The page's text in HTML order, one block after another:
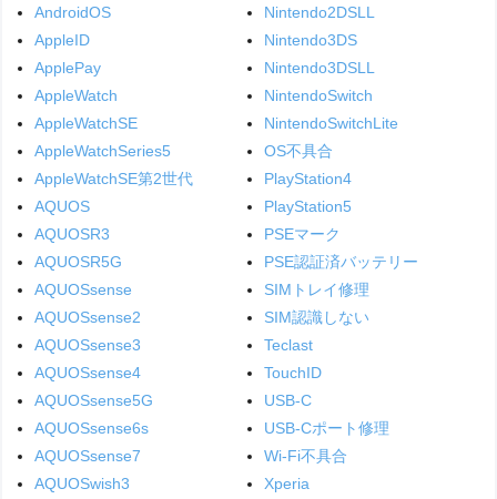
AndroidOS
AppleID
ApplePay
AppleWatch
AppleWatchSE
AppleWatchSeries5
AppleWatchSE第2世代
AQUOS
AQUOSR3
AQUOSR5G
AQUOSsense
AQUOSsense2
AQUOSsense3
AQUOSsense4
AQUOSsense5G
AQUOSsense6s
AQUOSsense7
AQUOSwish3
Nintendo2DSLL
Nintendo3DS
Nintendo3DSLL
NintendoSwitch
NintendoSwitchLite
OS不具合
PlayStation4
PlayStation5
PSEマーク
PSE認証済バッテリー
SIMトレイ修理
SIM認識しない
Teclast
TouchID
USB-C
USB-Cポート修理
Wi-Fi不具合
Xperia